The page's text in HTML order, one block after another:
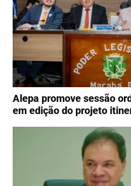
Alepa promove sessão
em edição do projeto